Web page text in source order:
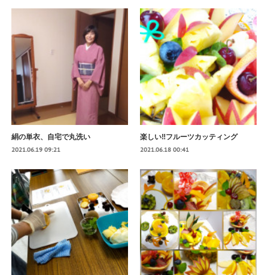
絹の単衣、自宅で丸洗い
2021.06.19 09:21
楽しい‼️フルーツカッティング
2021.06.18 00:41